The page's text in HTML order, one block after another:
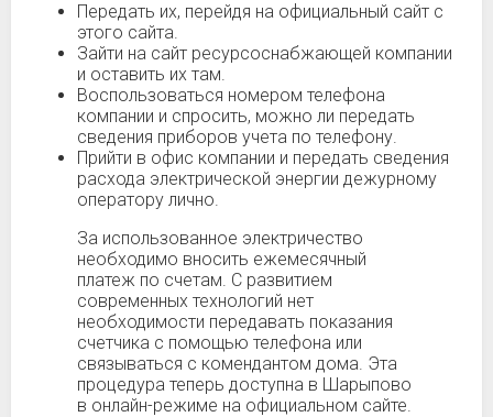
Передать их, перейдя на официальный сайт с
этого сайта.
Зайти на сайт ресурсоснабжающей компании
и оставить их там.
Воспользоваться номером телефона
компании и спросить, можно ли передать
сведения приборов учета по телефону.
Прийти в офис компании и передать сведения
расхода электрической энергии дежурному
оператору лично.
За использованное электричество
необходимо вносить ежемесячный
платеж по счетам. С развитием
современных технологий нет
необходимости передавать показания
счетчика с помощью телефона или
связываться с комендантом дома. Эта
процедура теперь доступна в Шарыпово
в онлайн-режиме на официальном сайте.